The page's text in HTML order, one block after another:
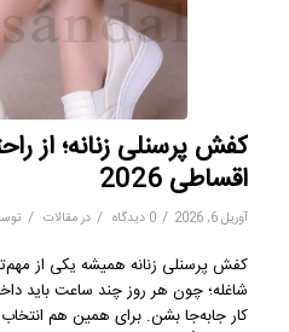
کفش پرسنلی زنانه؛ از
اقساطی 2026
آوریل 6, 2026 / 0 دیدگاه / درمقالات /
کفش پرسنلی زنانه همیشه یکی از
شاغله؛ چون هر روز چند ساعت باید
کار جا‌به‌جا بشن. برای همین هم